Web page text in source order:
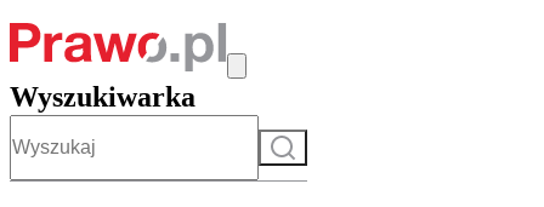
Wyszukiwarka
Szukaj